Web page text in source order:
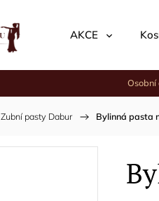
AKCE
Zubní pasty Dabur / Bylinná pasta